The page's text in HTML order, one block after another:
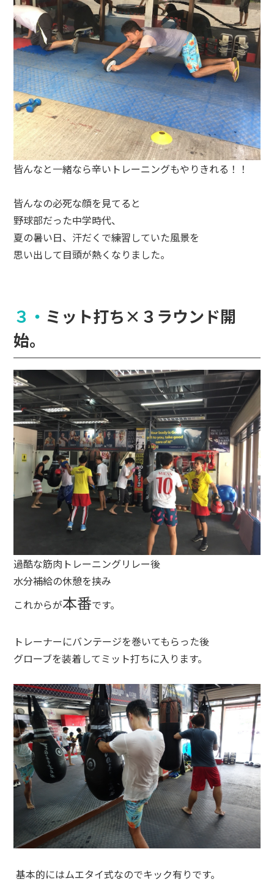
皆んなと一緒なら辛いトレーニングもやりきれる！！
皆んなの必死な顔を見てると
野球部だった中学時代、
夏の暑い日、汗だくで練習していた風景を
思い出して目頭が熱くなりました。
３・ミット打ち×３ラウンド開
始。
過酷な筋肉トレーニングリレー後
水分補給の休憩を挟み
これからが本番です。
トレーナーにバンテージを巻いてもらった後
グローブを装着してミット打ちに入ります。
基本的にはムエタイ式なのでキック有りです。